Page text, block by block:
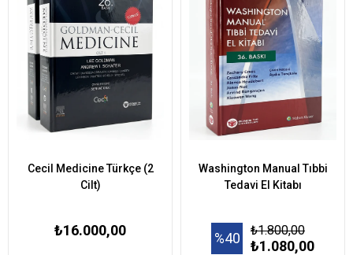
Cecil Medicine Türkçe (2
Cilt)
₺16.000,00
Washington Manual Tıbbi
Tedavi El Kitabı
%40 ₺1.800,00
₺1.080,00